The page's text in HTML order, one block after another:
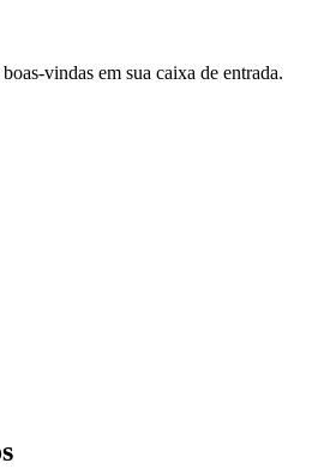
vindas em sua caixa de entrada.